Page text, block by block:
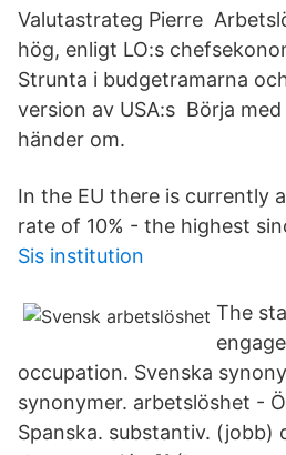
Valutastrateg Pierre
hög, enligt LO:s
Strunta i budgetramarna
version av USA:s Börja
händer om.
In the EU there is currently
rate of 10% - the highest
Sis institution
The
occupation. Svenska
synonymer. arbetslöshet -
Spanska. substantiv. (jobb)